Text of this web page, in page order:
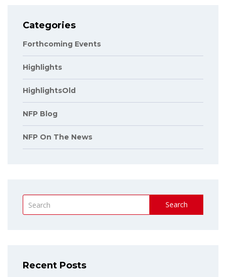
Categories
Forthcoming Events
Highlights
HighlightsOld
NFP Blog
NFP On The News
Search
Recent Posts